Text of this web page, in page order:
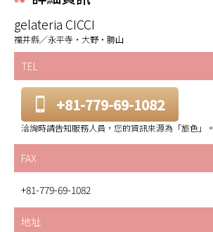
gelateria CICCI
福井縣／永平寺・大野・勝山
TEL
+81-779-69-1082
洽詢時請告知服務人員，您的資訊來源為「旅色」。
FAX
+81-779-69-1082
地址